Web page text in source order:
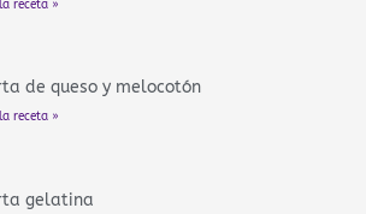
receta »
de queso y melocotón
receta »
gelatina